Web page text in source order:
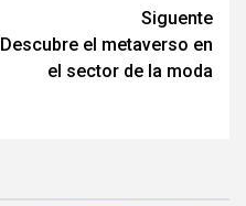
Siguente
Descubre el metaverso en
el sector de la moda